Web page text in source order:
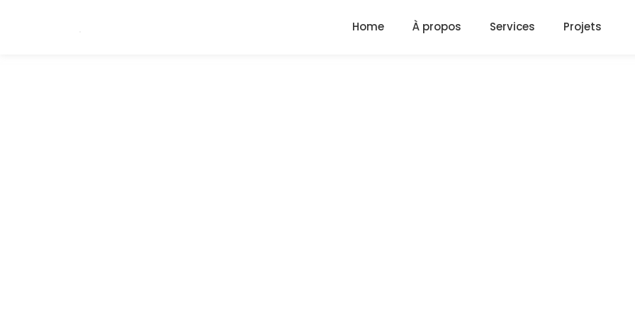
Home À propos Services Projets